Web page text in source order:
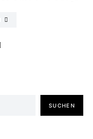
SUCHEN